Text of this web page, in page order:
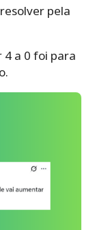
pela
4 a 0 foi para